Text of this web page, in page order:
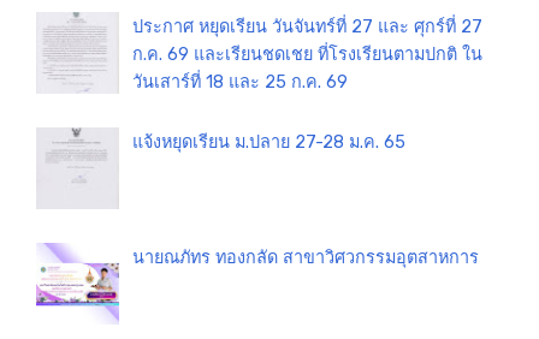
ประกาศ หยุดเรียน วันจันทร์ที่ 27 และ ศุกร์ที่ 27
ก.ค. 69 และเรียนชดเชย ที่โรงเรียนตามปกติ ใน
วันเสาร์ที่ 18 และ 25 ก.ค. 69
แจ้งหยุดเรียน ม.ปลาย 27-28 ม.ค. 65
นายณภัทร ทองกลัด สาขาวิศวกรรมอุตสาหการ